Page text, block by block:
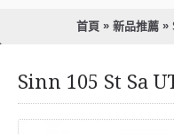
首頁 » 新品推薦 »
Sinn 105 St Sa